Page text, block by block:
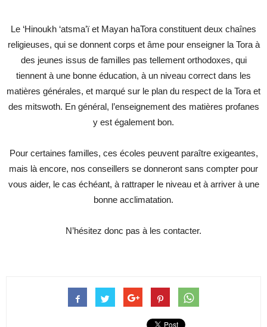
Le ‘Hinoukh ‘atsma’ï et Mayan haTora constituent deux chaînes
religieuses, qui se donnent corps et âme pour enseigner la Tora à
des jeunes issus de familles pas tellement orthodoxes, qui
tiennent à une bonne éducation, à un niveau correct dans les
matières générales, et marqué sur le plan du respect de la Tora et
des mitswoth. En général, l’enseignement des matières profanes
y est également bon.
Pour certaines familles, ces écoles peuvent paraître exigeantes,
mais là encore, nos conseillers se donneront sans compter pour
vous aider, le cas échéant, à rattraper le niveau et à arriver à une
bonne acclimatation.
N’hésitez donc pas à les contacter.